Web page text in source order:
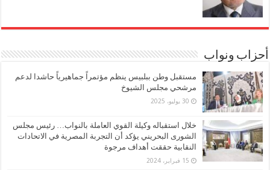
أحزاب ونواب
مستقبل وطن ببلبيس ينظم مؤتمراً جماهيرياً حاشدا لدعم
مرشحي مجلس الشيوخ
30 يوليو، 2025
خلال استقباله وكيلة القوي العاملة بالنواب… رئيس مجلس
الشورى البحريني يؤكد أن التجربة المصرية في الاتحادات
النقابية حققت أهداف مرجوة
15 فبراير، 2024